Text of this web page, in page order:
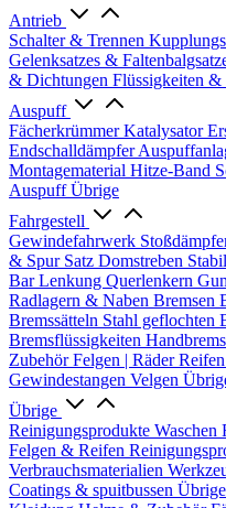
Antrieb
Schalter & Trennen
Gelenksatzes &
& Dichtungen Flüssigkeiten
Auspuff
FächerkrümmerKatalysator
Endschalldämpfer
Montagematerial Hitze-Band
Auspuff Übrige
Fahrgestell
Gewindefahrwerk
& Spur Satz Domstreben
BarLenkung Querlenkern
Radlagern & Naben Bremsen
Bremssätteln Stahl geflochten
Bremsflüssigkeiten
ZubehörFelgen | RäderReifen
Gewindestangen Velgen
Übrige
Reinigungsprodukte Waschen
Felgen & Reifen
Verbrauchsmaterialien
Coatings & spuitbussen